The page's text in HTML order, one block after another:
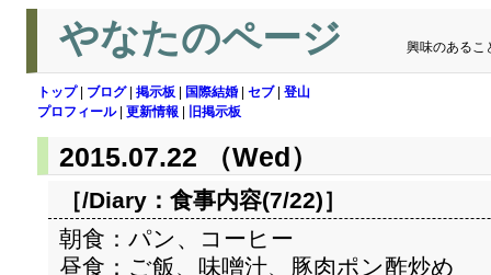
やなたのページ 興味のあるこ
トップ| ブログ| 掲示板 国際結婚 セブ| 登山
プロフィール| 更新情報 旧掲示板
2015.07.22 （Wed）
［/Diary： 食事内容(7/22)］
朝食：パン、コーヒー
昼食：ご飯、味噌汁、豚肉ポン酢炒め